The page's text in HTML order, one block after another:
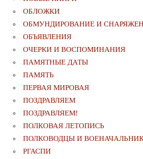
ОБЛОЖКИ
ОБМУНДИРОВАНИЕ И
ОБЪЯВЛЕНИЯ
ОЧЕРКИ И ВОСПОМИНАНИЯ
ПАМЯТНЫЕ ДАТЫ
ПАМЯТЬ
ПЕРВАЯ МИРОВАЯ
ПОЗДРАВЛЯЕМ
ПОЗДРАВЛЯЕМ!
ПОЛКОВАЯ ЛЕТОПИСЬ
ПОЛКОВОДЦЫ И
РГАСПИ